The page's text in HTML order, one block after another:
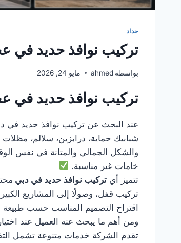
حداد
تركيب نوافذ حديد في عجمان
بواسطة ahmed مايو 24, 2026
تركيب نوافذ حديد في
شبابيك حماية، درابزين، سلالم،
والشكل الجمالي والمتانة في نفس
خامات غير مناسبة.
تتميز أي تركيب نوافذ حديد في دبي
تركيب قفل، وصولًا إلى المشاريع
اقتراح التصميم المناسب حسب طبيعة
ومن أهم ما يبحث عنه العميل عند اختيار
تقدم الشركة خدمات متنوعة تشمل